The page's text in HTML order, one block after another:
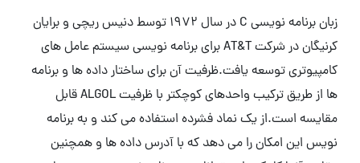
زبان برنامه نویسی C در سال 1972 توسط دنیس ریچی و برایان
کرنیگان در شرکت AT&T برای برنامه نویسی سیستم عامل های
کامپیوتری توسعه یافت.ظرفیت آن برای ساختار داده ها و برنامه
ها از طریق ترکیب واحدهای کوچکتر با ظرفیت ALGOL قابل
مقایسه است.از یک نماد فشرده استفاده می کند و به برنامه
نویس این امکان را می دهد که با آدرس داده ها و همچنین